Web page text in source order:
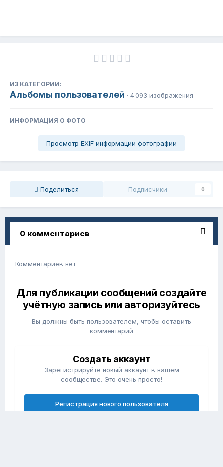
ИЗ КАТЕГОРИИ:
Альбомы пользователей · 4 093 изображения
ИНФОРМАЦИЯ О ФОТО
Просмотр EXIF информации фотографии
Поделиться Подписчики 0
0 комментариев
Комментариев нет
Для публикации сообщений создайте
учётную запись или авторизуйтесь
Вы должны быть пользователем, чтобы оставить
комментарий
Создать аккаунт
Зарегистрируйте новый аккаунт в нашем
сообществе. Это очень просто!
Регистрация нового пользователя